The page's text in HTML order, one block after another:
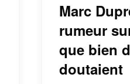
Marc
rumeur
que bien
doutaient